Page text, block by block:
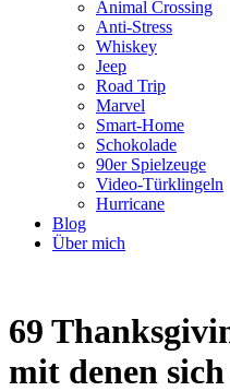
Animal Crossing
Anti-Stress
Whiskey
Jeep
Road Trip
Marvel
Smart-Home
Schokolade
90er Spielzeuge
Video-Türklingeln
Hurricane
Blog
Über mich
69
mit denen